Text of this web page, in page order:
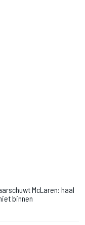
McLaren: haal
binnen